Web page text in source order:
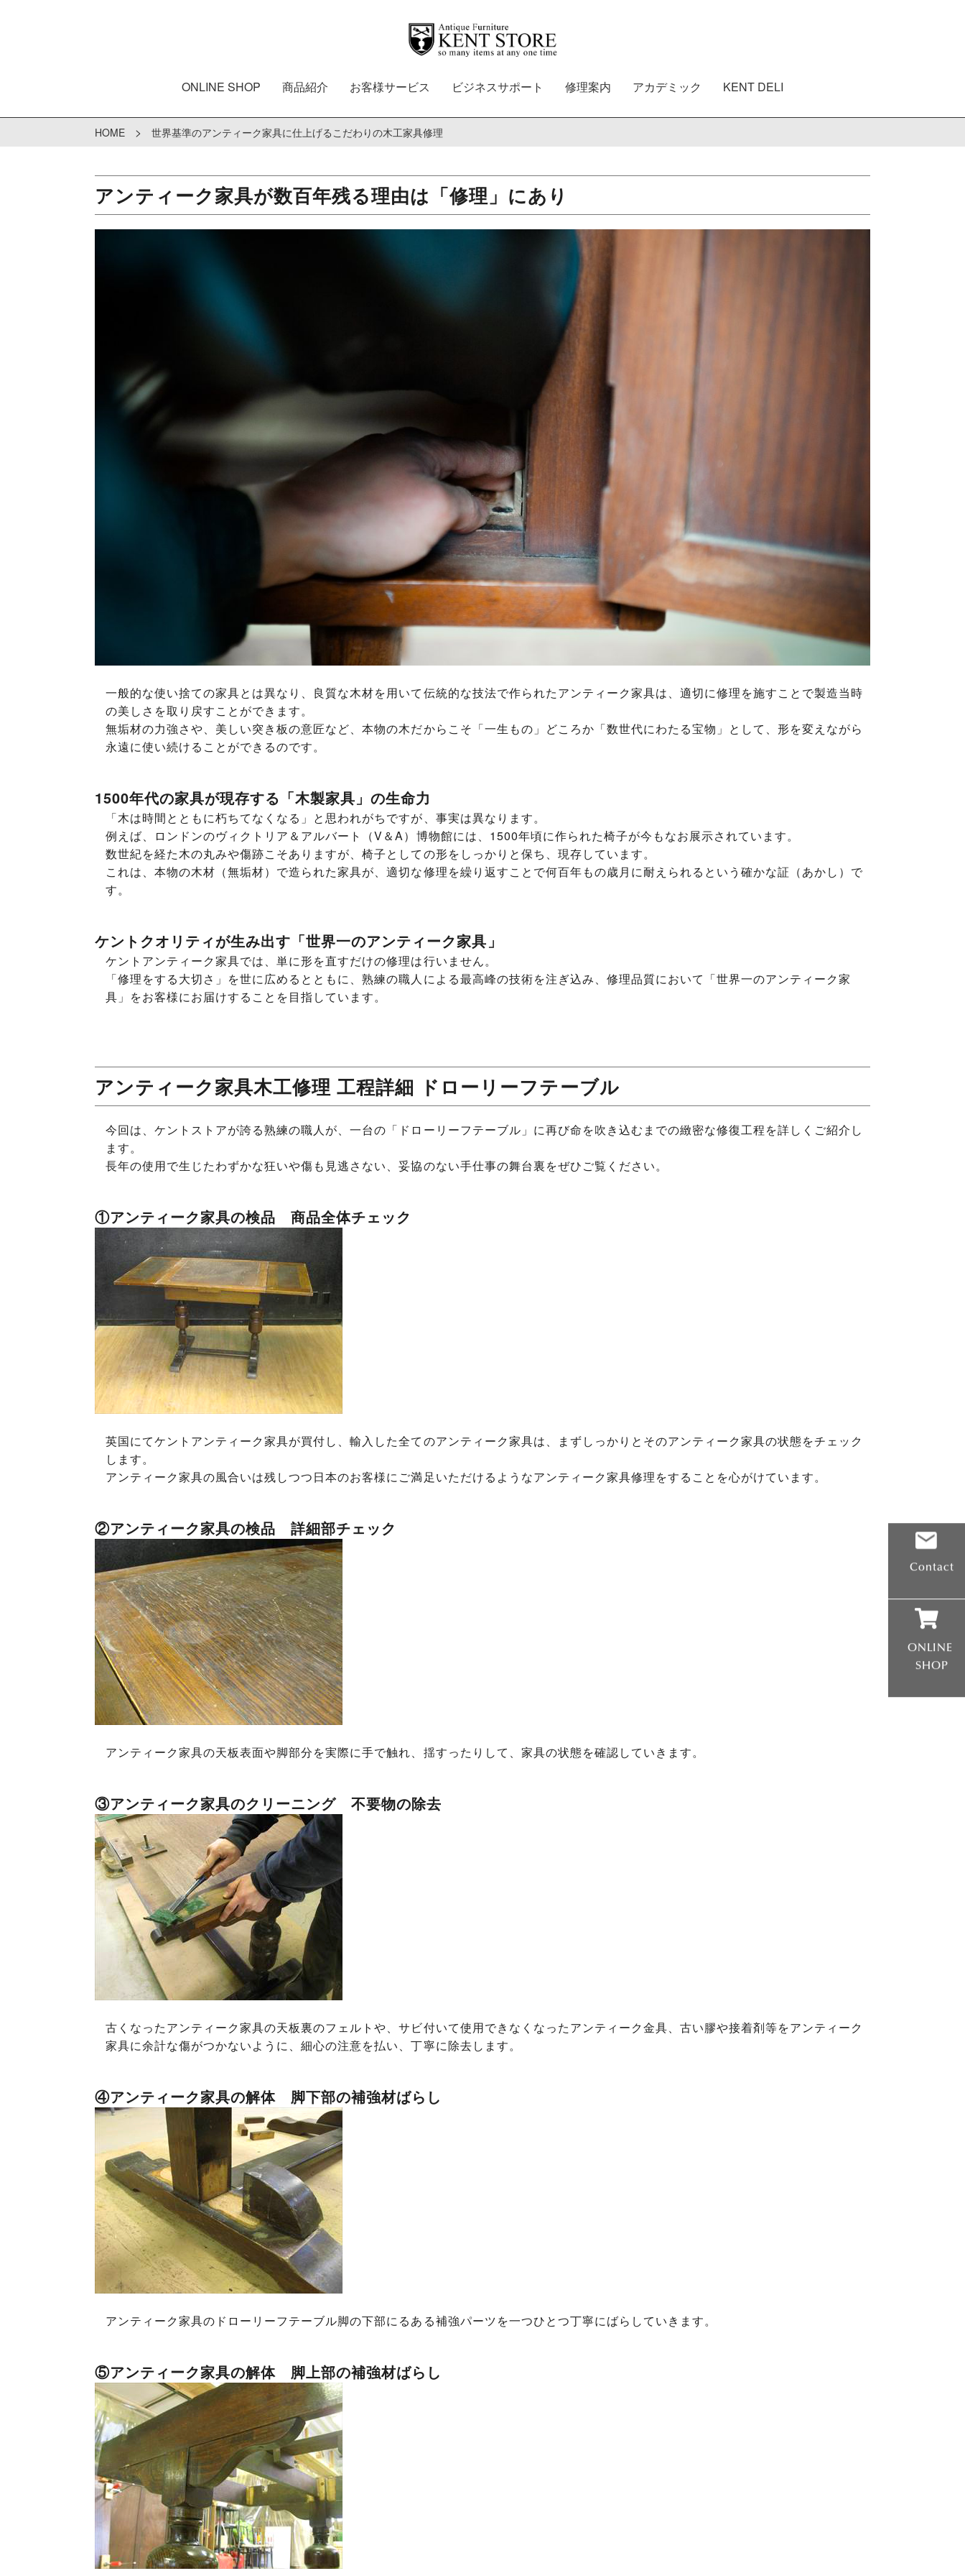
ONLINE SHOP 商品紹介 お客様サービス ビジネスサポート 修理案内 アカデミック KENT DELI
HOME > 世界基準のアンティーク家具に仕上げるこだわりの木工家具修理
アンティーク家具が数百年残る理由は「修理」にあり
一般的な使い捨ての家具とは異なり、良質な木材を用いて伝統的な技法で作られたアンティーク家具は、適切に修理を施すことで製造当時
の美しさを取り戻すことができます。
無垢材の力強さや、美しい突き板の意匠など、本物の木だからこそ「一生もの」どころか「数世代にわたる宝物」として、形を変えながら
永遠に使い続けることができるのです。
1500年代の家具が現存する「木製家具」の生命力
「木は時間とともに朽ちてなくなる」と思われがちですが、事実は異なります。
例えば、ロンドンのヴィクトリア＆アルバート（V＆A）博物館には、1500年頃に作られた椅子が今もなお展示されています。
数世紀を経た木の丸みや傷跡こそありますが、椅子としての形をしっかりと保ち、現存しています。
これは、本物の木材（無垢材）で造られた家具が、適切な修理を繰り返すことで何百年もの歳月に耐えられるという確かな証（あかし）で
す。
ケントクオリティが生み出す「世界一のアンティーク家具」
ケントアンティーク家具では、単に形を直すだけの修理は行いません。
「修理をする大切さ」を世に広めるとともに、熟練の職人による最高峰の技術を注ぎ込み、修理品質において「世界一のアンティーク家
具」をお客様にお届けすることを目指しています。
アンティーク家具木工修理 工程詳細 ドローリーフテーブル
今回は、ケントストアが誇る熟練の職人が、一台の「ドローリーフテーブル」に再び命を吹き込むまでの緻密な修復工程を詳しくご紹介し
ます。
長年の使用で生じたわずかな狂いや傷も見逃さない、妥協のない手仕事の舞台裏をぜひご覧ください。
①アンティーク家具の検品 商品全体チェック
英国にてケントアンティーク家具が買付し、輸入した全てのアンティーク家具は、まずしっかりとそのアンティーク家具の状態をチェック
します。
アンティーク家具の風合いは残しつつ日本のお客様にご満足いただけるようなアンティーク家具修理をすることを心がけています。
②アンティーク家具の検品 詳細部チェック
アンティーク家具の天板表面や脚部分を実際に手で触れ、揺すったりして、家具の状態を確認していきます。
③アンティーク家具のクリーニング 不要物の除去
古くなったアンティーク家具の天板裏のフェルトや、サビ付いて使用できなくなったアンティーク金具、古い膠や接着剤等をアンティーク
家具に余計な傷がつかないように、細心の注意を払い、丁寧に除去します。
④アンティーク家具の解体 脚下部の補強材ばらし
アンティーク家具のドローリーフテーブル脚の下部にるある補強パーツを一つひとつ丁寧にばらしていきます。
⑤アンティーク家具の解体 脚上部の補強材ばらし
Contact
ONLINE
SHOP